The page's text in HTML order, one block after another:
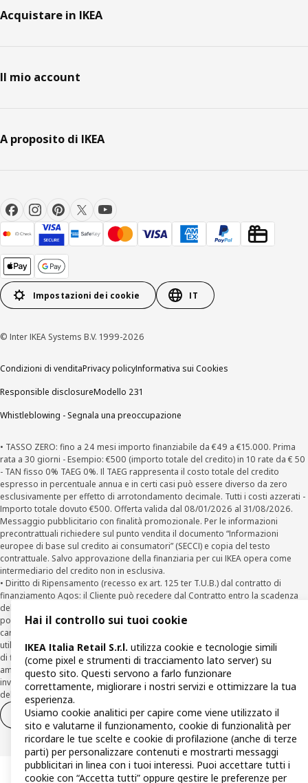
Acquistare in IKEA
Il mio account
A proposito di IKEA
Impostazioni dei cookie IT
© Inter IKEA Systems B.V. 1999-2026
Condizioni di venditaPrivacy policyInformativa sui Cookies
Responsible disclosureModello 231
Whistleblowing - Segnala una preoccupazione
• TASSO ZERO: fino a 24 mesi importo finanziabile da €49 a €15.000. Prima
rata a 30 giorni - Esempio: €500 (importo totale del credito) in 10 rate da € 50
- TAN fisso 0% TAEG 0%. Il TAEG rappresenta il costo totale del credito
espresso in percentuale annua e in certi casi può essere diverso da zero
esclusivamente per effetto di arrotondamento decimale. Tutti i costi azzerati -
Importo totale dovuto €500. Offerta valida dal 08/01/2026 al 31/08/2026.
Messaggio pubblicitario con finalità promozionale. Per le informazioni
precontrattuali richiedere sul punto vendita il documento “Informazioni
europee di base sul credito ai consumatori” (SECCI) e copia del testo
contrattuale. Salvo approvazione della finanziaria per cui IKEA opera come
intermediario del credito non in esclusiva.
• Diritto di Ripensamento (recesso ex art. 125 ter T.U.B.) dal contratto di
finanziamento Agos: il Cliente può recedere dal Contratto entro la scadenza
della prima rata inviando una richiesta scritta di recesso ad Agos a mezzo
posta elettronica (clienti@agos.it), pec (info@pec.agosducato.it
cartacea (Viale Fulvio Testi, 280 - 20126 Milano) e per via telematica –
utilizzando la funzionalità sul sitowww.agos.it(“Recesso”) - anche per richieste
di finanziamento effettuate con canali a distanza. In caso di pre-
ammortamento, la comunicazione di recesso da parte del Cliente deve essere
inviata, con le modalità di cui sopra entro 30 giorni dalla data di accettazione
della richiesta di finanziamento.
Diritto di recesso
Diritto di recesso per i servizi
Hai il controllo sui tuoi cookie
IKEA Italia Retail S.r.l. utilizza cookie e tecnologie simili
(come pixel e strumenti di tracciamento lato server) su
questo sito. Questi servono a farlo funzionare
correttamente, migliorare i nostri servizi e ottimizzare la tua
esperienza.
Usiamo cookie analitici per capire come viene utilizzato il
sito e valutarne il funzionamento, cookie di funzionalità per
ricordare le tue scelte e cookie di profilazione (anche di terze
parti) per personalizzare contenuti e mostrarti messaggi
pubblicitari in linea con i tuoi interessi. Puoi accettare tutti i
cookie con “Accetta tutti” oppure gestire le preferenze per